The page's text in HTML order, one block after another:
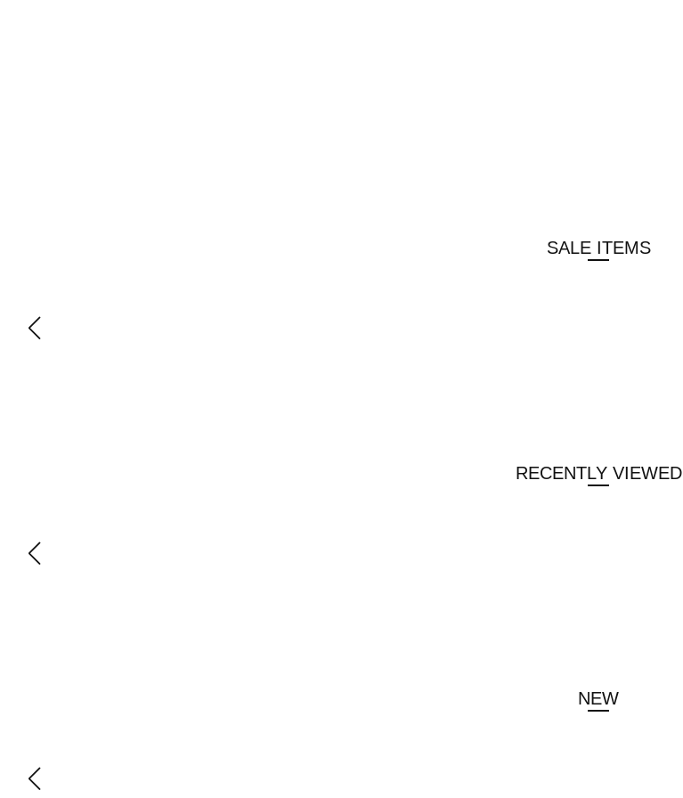
SALE ITEMS
RECENTLY VIEWED
NEW